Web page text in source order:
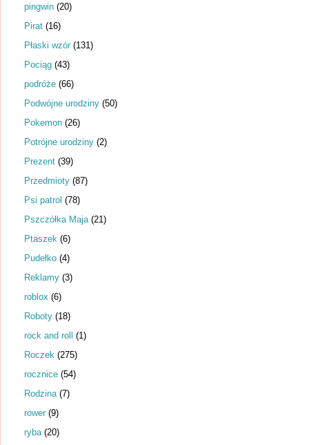
pingwin (20)
Pirat (16)
Płaski wzór (131)
Pociąg (43)
podróże (66)
Podwójne urodziny (50)
Pokemon (26)
Potrójne urodziny (2)
Prezent (39)
Przedmioty (87)
Psi patrol (78)
Pszczółka Maja (21)
Ptaszek (6)
Pudełko (4)
Reklamy (3)
roblox (6)
Roboty (18)
rock and roll (1)
Roczek (275)
rocznice (54)
Rodzina (7)
rower (9)
ryba (20)